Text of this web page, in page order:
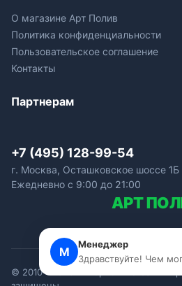
О магазине Арт Полив
Политика конфиденциальности
Пользовательское соглашение
Контакты
Партнерам
АРТ
+7 (495) 128-99-54
г. Москва, Осташковское шоссе
Ежедневно с 9:00 до 21:00
© 2010—2026 Интернет-магазин
М
Менеджер
Здравствуйте! Чем